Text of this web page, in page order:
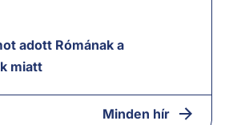
adott Rómának a
miatt
Minden hír